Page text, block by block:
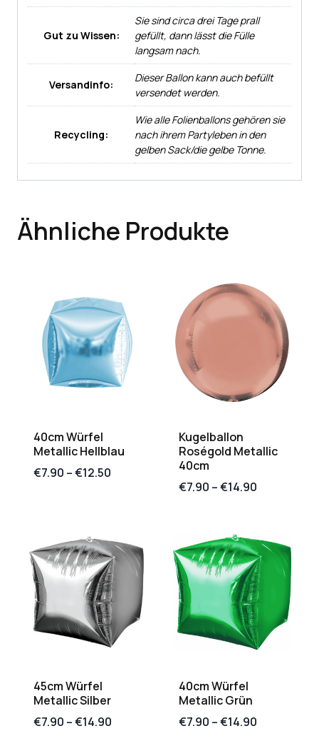
Gut zu Wissen:
Sie sind circa drei Tage prall
gefüllt, dann lässt die Fülle
langsam nach.
Versandinfo:
Dieser Ballon kann auch befüllt
versendet werden.
Recycling:
Wie alle Folienballons gehören sie
nach ihrem Partyleben in den
gelben Sack/die gelbe Tonne.
Ähnliche Produkte
40cm Würfel
Metallic Hellblau
€7.90 –€12.50
Kugelballon
Roségold Metallic
40cm
€7.90 –€14.90
45cm Würfel
Metallic Silber
€7.90 –€14.90
40cm Würfel
Metallic Grün
€7.90 –€14.90